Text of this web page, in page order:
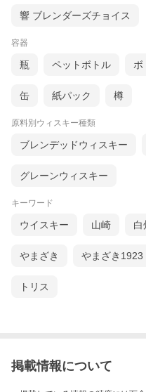
響 ブレンダーズチョイス
容器
瓶 ペットボトル ボ
缶 紙パック 樽
原料別ウィスキー種類
ブレンデッドウィスキー
グレーンウィスキー
キーワード
ウイスキー 山崎 白
やまざき やまざき1923
トリス
掲載情報について